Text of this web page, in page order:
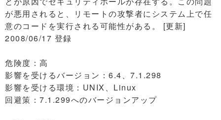
が悪用されると、リモートの攻撃者にシステム上で任
意のコードを実行される可能性がある。 [更新]
2008/06/17 登録
危険度：高
影響を受けるバージョン：6.4、7.1.298
影響を受ける環境：UNIX、Linux
回避策：7.1.299へのバージョンアップ